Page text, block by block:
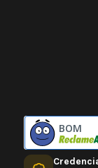
BOM